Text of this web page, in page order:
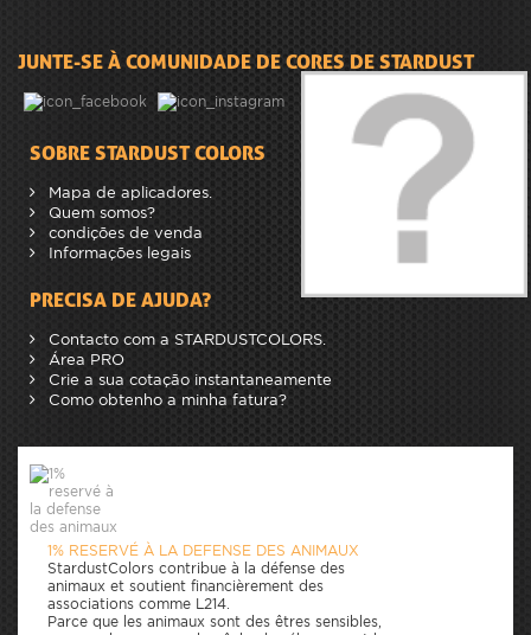
JUNTE-SE À COMUNIDADE DE CORES DE STARDUST
SOBRE STARDUST COLORS
Mapa de aplicadores.
Quem somos?
condições de venda
Informações legais
PRECISA DE AJUDA?
Contacto com a STARDUSTCOLORS.
Área PRO
Crie a sua cotação instantaneamente
Como obtenho a minha fatura?
1% RESERVÉ À LA DEFENSE DES ANIMAUX
StardustColors contribue à la défense des
animaux et soutient financièrement des
associations comme L214.
Parce que les animaux sont des êtres sensibles,